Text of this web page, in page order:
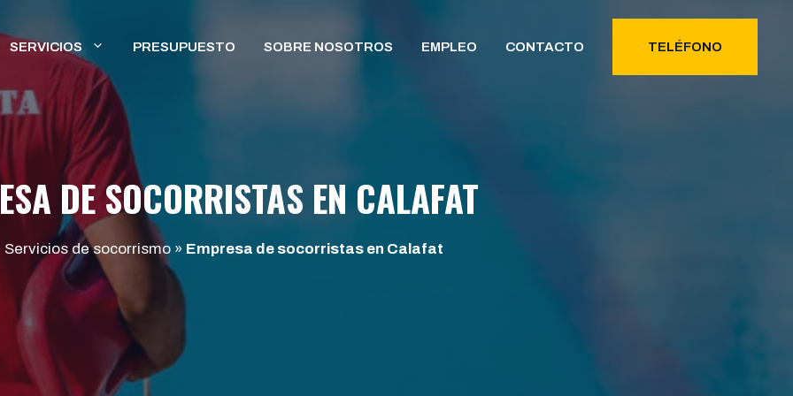
SERVICIOS PRESUPUESTO SOBRE NOSOTROS EMPLEO CONTACTO TELÉFONO
DE SOCORRISTAS EN CALAFAT
Servicios de socorrismo » Empresa de socorristas en Calafat